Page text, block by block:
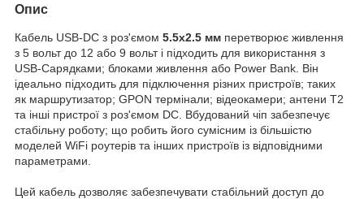
Опис
Кабель USB-DC з роз'ємом 5.5x2.5 мм перетворює живлення
з 5 вольт до 12 або 9 вольт і підходить для використання з
USB-Сарядками; блоками живлення або Power Bank. Він
ідеально підходить для підключення різних пристроїв; таких
як маршрутизатор; GPON термінали; відеокамери; антени Т2
та інші пристрої з роз'ємом DC. Вбудований чіп забезпечує
стабільну роботу; що робить його сумісним із більшістю
моделей WiFi роутерів та інших пристроїв із відповідними
параметрами.
Цей кабель дозволяє забезпечувати стабільний доступ до